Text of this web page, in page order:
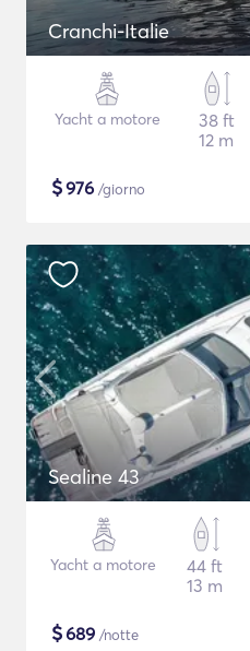
Cranchi-Italie
Yacht a motore
38 ft
12 m
$976 /giorno
Sealine 43
Yacht a motore
44 ft
13 m
$689 /notte